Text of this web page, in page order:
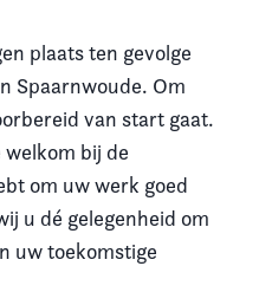
plaats ten gevolge
Spaarnwoude. Om
van start gaat.
bij de
om uw werk goed
u dé gelegenheid om
uw toekomstige